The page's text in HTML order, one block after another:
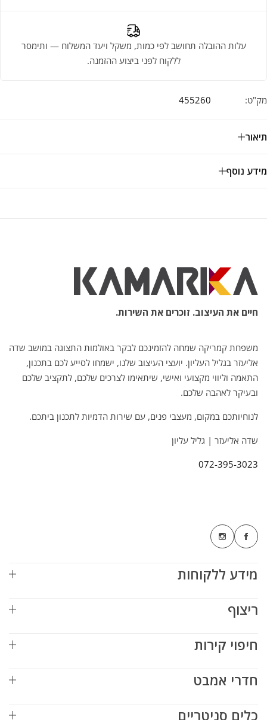
עלות ההובלה תחושב לפי כמות, משקל ויעד המשלוח — ותימסר
ללקוח לפני ביצוע ההזמנה.
מק"ט: 455260
תיאור
מידע נוסף
חיים את העיצוב. זוכרים את השירות.
משפחת קמריקה שמחה להזמינכם לבקר באולמות התצוגה במושב שדה
אליעזר בגליל העליון. יועצי העיצוב שלנו, ישמחו לסייע לכם בתכנון,
התאמה וליווי מקצועי ואישי, שיתאימו לצרכים שלכם, לתקציב שלכם
ובעיקר לאהבה שלכם.
לנוחיותכם במקום, מעצבי פנים, עם שירות הדמיות לתכנון ביתכם.
שדה אליעזר | גליל עליון
072-395-3023
מידע ללקוחות
ריצוף
חיפוי קירות
חדרי אמבט
כלים סניטריים